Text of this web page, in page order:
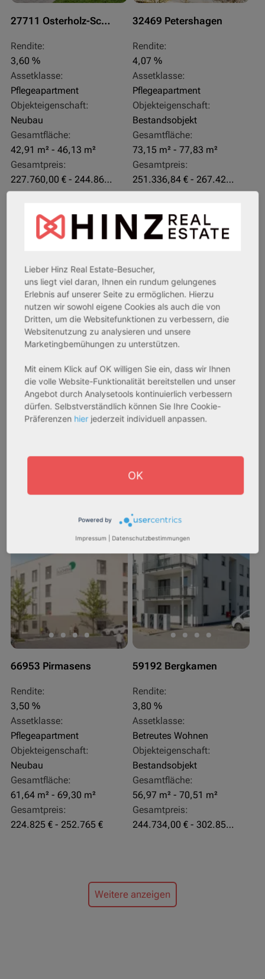
27711 Osterholz-Scharmbeck
Rendite:
3,60 %
Assetklasse:
Pflegeapartment
Objekteigenschaft:
Neubau
Gesamtfläche:
42,91 m² - 46,13 m²
Gesamtpreis:
227.760,00 € - 244.860,00 €
32469 Petershagen
Rendite:
4,07 %
Assetklasse:
Pflegeapartment
Objekteigenschaft:
Bestandsobjekt
Gesamtfläche:
73,15 m² - 77,83 m²
Gesamtpreis:
251.336,84 € - 267.420,00 €
Sofortmiete
66953 Pirmasens
Rendite:
3,20 %
Assetklasse:
Betreutes Wohnen
Gesamtfläche:
AfA Degressive 5,00 %
Rendite:
3,40 %
Assetklasse:
Betreutes Wohnen
Objekteigenschaft:
Gesamtfläche:
59,38 m² - 91,65 m²
AfA Degressive 5,00 %
66953 Pirmasens
Rendite:
3,50 %
Assetklasse:
Pflegeapartment
Objekteigenschaft:
Neubau
Gesamtfläche:
61,64 m² - 69,30 m²
Gesamtpreis:
224.825 € - 252.765 €
Sofortmiete
59192 Bergkamen
Rendite:
3,80 %
Assetklasse:
Betreutes Wohnen
Objekteigenschaft:
Bestandsobjekt
Gesamtfläche:
56,97 m² - 70,51 m²
Gesamtpreis:
244.734,00 € - 302.855,00 €
Weitere anzeigen
Lieber Hinz Real Estate-Besucher,
uns liegt viel daran, Ihnen ein rundum gelungenes
Erlebnis auf unserer Seite zu ermöglichen. Hierzu
nutzen wir sowohl eigene Cookies als auch die von
Dritten, um die Websitefunktionen zu verbessern, die
Websitenutzung zu analysieren und unsere
Marketingbemühungen zu unterstützen.
Mit einem Klick auf OK willigen Sie ein, dass wir Ihnen
die volle Website-Funktionalität bereitstellen und unser
Angebot durch Analysetools kontinuierlich verbessern
dürfen. Selbstverständlich können Sie Ihre Cookie-
Präferenzen hier jederzeit individuell anpassen.
OK
Powered by
Impressum Datenschutzbestimmungen